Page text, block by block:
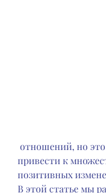
привести к
позитивных
В этой статье мы